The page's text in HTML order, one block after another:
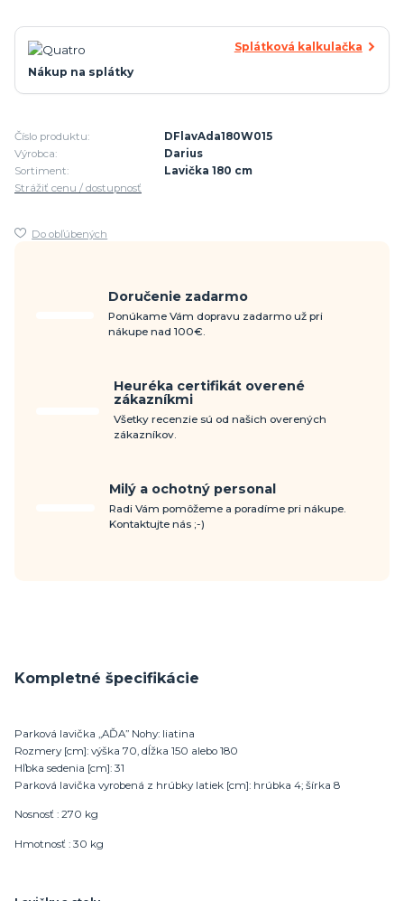
Splátková kalkulačka
Nákup na splátky
Číslo produktu:
DFlavAda180W015
Výrobca:
Darius
Sortiment:
Lavička 180 cm
Strážiť cenu / dostupnosť
Do obľúbených
Doručenie zadarmo
Ponúkame Vám dopravu zadarmo už pri
nákupe nad 100€.
Heuréka certifikát overené
zákazníkmi
Všetky recenzie sú od našich overených
zákazníkov.
Milý a ochotný personal
Radi Vám pomôžeme a poradíme pri nákupe.
Kontaktujte nás ;-)
Kompletné špecifikácie
Parková lavička „AĎA” Nohy: liatina
Rozmery [cm]: výška 70, dĺžka 150 alebo 180
Hľbka sedenia [cm]: 31
Parková lavička vyrobená z hrúbky latiek [cm]: hrúbka 4; šírka 8
Nosnosť : 270 kg
Hmotnosť : 30 kg